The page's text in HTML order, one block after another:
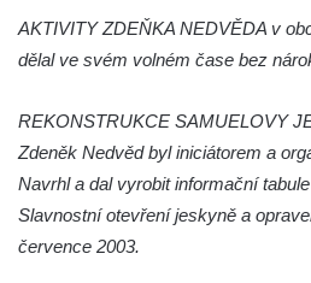
Hrob Šimona Haláčka na hřbitově
Hrob Jana a Marie Tybytanclových
Hrob rodiny Wähner na hřbitově v
Podluží
Hrob rodiny Stolle na hřbitově v
AKTIVITY ZDEŇKA NEDVĚDA v
dělal ve svém volném čase bez
REKONSTRUKCE SAMUELOVY
Zdeněk Nedvěd byl iniciátorem a
Navrhl a dal vyrobit informační
Slavnostní otevření jeskyně a
července 2003.